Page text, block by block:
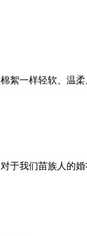
絮一样轻软、温柔
于我们苗族人的